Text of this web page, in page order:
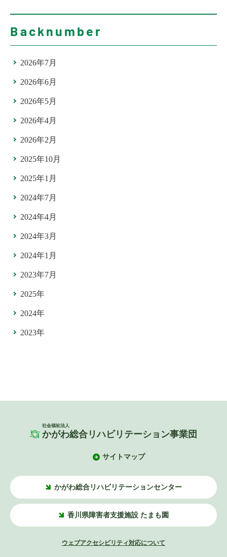
Backnumber
2026年7月
2026年6月
2026年5月
2026年4月
2026年2月
2025年10月
2025年1月
2024年7月
2024年4月
2024年3月
2024年1月
2023年7月
2025年
2024年
2023年
社会福祉法人
かがわ総合リハビリテーション事業団
サイトマップ
かがわ総合リハビリテーションセンター
香川県障害者支援施設 たまも園
ウェブアクセシビリティ対応について